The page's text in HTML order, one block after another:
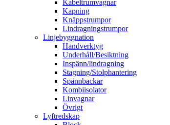
Kabeltrumvagnar
Kapning
Knäppstrumpor
Lindragningstrumpor
Linjebyggnation
Handverktyg
Underhåll/Besiktning
Inspänn/lindragning
Stagning/Stolphantering
Spännbackar
Kombiisolator
Linvagnar
Övrigt
Lyftredskap